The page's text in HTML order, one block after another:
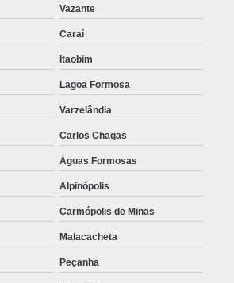
Vazante
Caraí
Itaobim
Lagoa Formosa
Varzelândia
Carlos Chagas
Águas Formosas
Alpinópolis
Carmópolis de Minas
Malacacheta
Peçanha